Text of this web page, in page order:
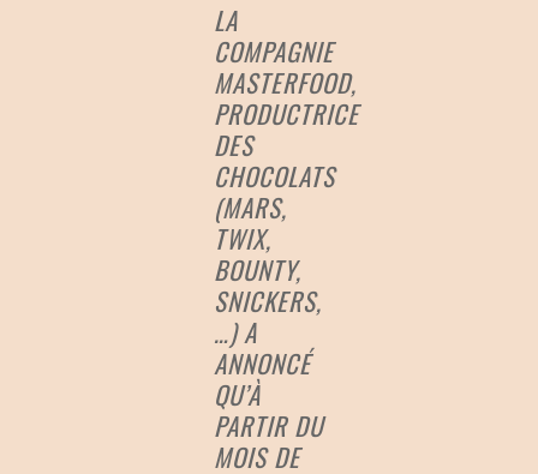
LA
COMPAGNIE
MASTERFOOD,
PRODUCTRICE
DES
CHOCOLATS
(MARS,
TWIX,
BOUNTY,
SNICKERS,
…) A
ANNONCÉ
QU’À
PARTIR DU
MOIS DE